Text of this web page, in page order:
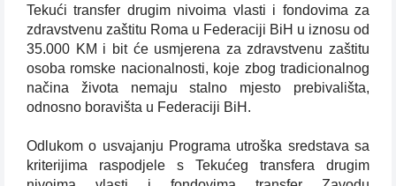
Tekući transfer drugim nivoima vlasti i fondovima za
zdravstvenu zaštitu Roma u Federaciji BiH u iznosu od
35.000 KM i bit će usmjerena za zdravstvenu zaštitu
osoba romske nacionalnosti, koje zbog tradicionalnog
načina života nemaju stalno mjesto prebivališta,
odnosno boravišta u Federaciji BiH.
Odlukom o usvajanju Programa utroška sredstava sa
kriterijima raspodjele s Tekućeg transfera drugim